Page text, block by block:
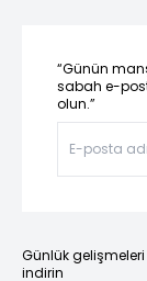
“Günün
sabah e-
olun.”
Günlük
indirin